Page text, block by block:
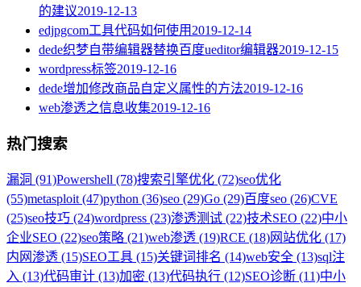
的建议2019-12-13
edjpgcom工具代码如何使用 2019-12-14
dede织梦自带编辑器替换百度ueditor编辑器2019-12-15
wordpress标签2019-12-16
dede增加修改商品自定义属性的方法2019-12-16
web渗透之信息收集2019-12-16
热门搜索
漏洞 (91)Powershell (78)搜索引擎优化 (72)seo优化
(55)metasploit (47)python (36)seo (29)Go (29)百度seo (26)CVE
(25)seo技巧 (24)wordpress (23)渗透测试 (22)技术SEO (22)中小
企业SEO (22)seo策略 (21)web渗透 (19)RCE (18)网站优化 (17)
内网渗透 (15)SEO工具 (15)关键词排名 (14)web安全 (13)sql注
入 (13)代码审计 (13)加密 (13)代码执行 (12)SEO诊断 (11)中小